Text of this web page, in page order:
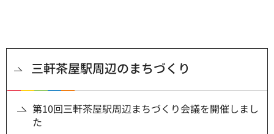
三軒茶屋駅周辺のまちづくり
第10回三軒茶屋駅周辺まちづくり会議を開催しまし
た